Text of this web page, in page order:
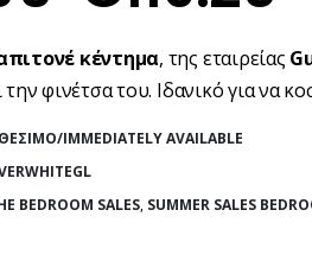
κέντημα, της εταιρείας
φινέτσα του. Ιδανικό για να
IMMEDIATELY AVAILABLE
BEDROOM SALES, SUMMER SALES